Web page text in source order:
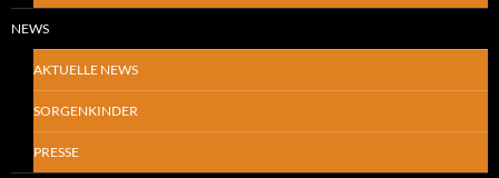
NEWS
AKTUELLE NEWS
SORGENKINDER
PRESSE